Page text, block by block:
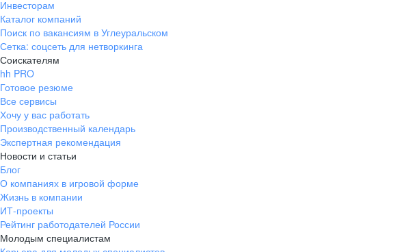
Инвесторам
Каталог компаний
Поиск по вакансиям в Углеуральском
Сетка: соцсеть для нетворкинга
Соискателям
hh PRO
Готовое резюме
Все сервисы
Хочу у вас работать
Производственный календарь
Экспертная рекомендация
Новости и статьи
Блог
О компаниях в игровой форме
Жизнь в компании
ИТ-проекты
Рейтинг работодателей России
Молодым специалистам